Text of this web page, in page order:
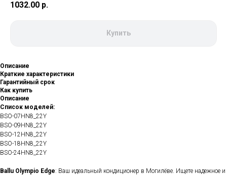
1032.00 р.
Купить
Описание
Краткие характеристики
Гарантийный срок
Как купить
Описание
Список моделей:
BSO-07HN8_22Y
BSO-09HN8_22Y
BSO-12HN8_22Y
BSO-18HN8_22Y
BSO-24HN8_22Y
Ballu Olympio Edge: Ваш идеальный кондиционер в Могилёве. Ищете надежное и